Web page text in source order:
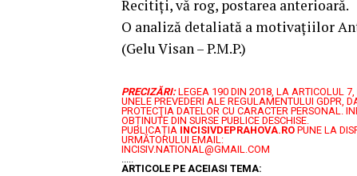
Recitiți, vă rog, postarea anterioară.
O analiză detaliată a motivațiilor
(Gelu Visan – P.M.P.)
PRECIZĂRI: LEGEA 190 DIN 2018, LA ARTICOLUL
UNELE PREVEDERI ALE REGULAMENTULUI GDPR,
PROTECŢIA DATELOR CU CARACTER PERSONAL.
OBȚINUTE DIN SURSE PUBLICE DESCHISE.
PUBLICAȚIA INCISIVDEPRAHOVA.RO PUNE LA
URMĂTORULUI EMAIL:
INCISIV.NATIONAL@GMAIL.COM
.....
ARTICOLE PE ACEIASI TEMA: